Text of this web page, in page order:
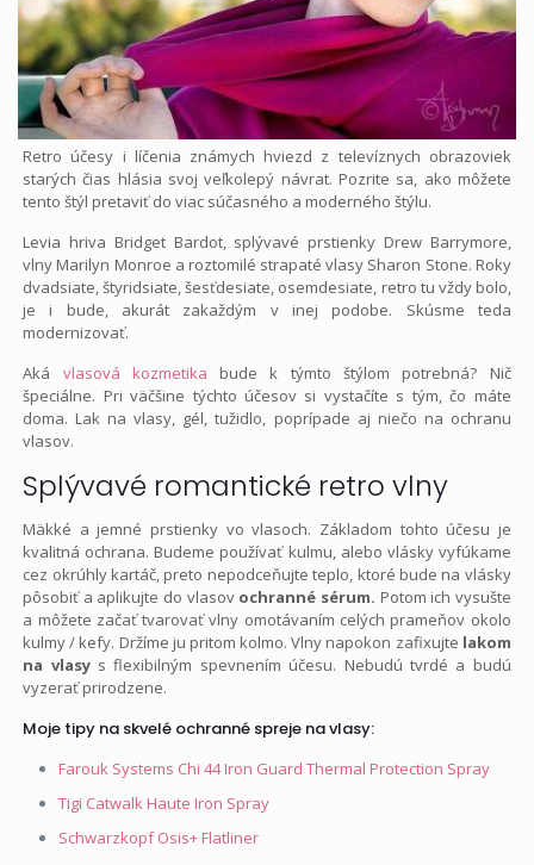
Retro účesy i líčenia známych hviezd z televíznych obrazoviek
starých čias hlásia svoj veľkolepý návrat. Pozrite sa, ako môžete
tento štýl pretaviť do viac súčasného a moderného štýlu.
Levia hriva Bridget Bardot, splývavé prstienky Drew Barrymore,
vlny Marilyn Monroe a roztomilé strapaté vlasy Sharon Stone. Roky
dvadsiate, štyridsiate, šesťdesiate, osemdesiate, retro tu vždy bolo,
je i bude, akurát zakaždým v inej podobe. Skúsme teda
modernizovať.
Aká vlasová kozmetika bude k týmto štýlom potrebná? Nič
špeciálne. Pri väčšine týchto účesov si vystačíte s tým, čo máte
doma. Lak na vlasy, gél, tužidlo, poprípade aj niečo na ochranu
vlasov.
Splývavé romantické retro vlny
Mäkké a jemné prstienky vo vlasoch. Základom tohto účesu je
kvalitná ochrana. Budeme používať kulmu, alebo vlásky vyfúkame
cez okrúhly kartáč, preto nepodceňujte teplo, ktoré bude na vlásky
pôsobiť a aplikujte do vlasov ochranné sérum. Potom ich vysušte
a môžete začať tvarovať vlny omotávaním celých prameňov okolo
kulmy / kefy. Držíme ju pritom kolmo. Vlny napokon zafixujte lakom
na vlasys flexibilným spevnením účesu. Nebudú tvrdé a budú
vyzerať prirodzene.
Moje tipy na skvelé ochranné spreje na vlasy:
Farouk Systems Chi 44 Iron Guard Thermal Protection Spray
Tigi Catwalk Haute Iron Spray
Schwarzkopf Osis+ Flatliner